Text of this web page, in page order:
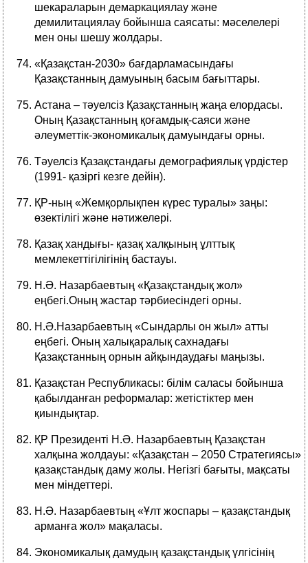
шекараларын демаркациялау және
демилитациялау бойынша саясаты: мәселелері
мен оны шешу жолдары.
«Қазақстан-2030» бағдарламасындағы
Қазақстанның дамуының басым бағыттары.
Астана – тәуелсіз Қазақстанның жаңа елордасы.
Оның Қазақстанның қоғамдық-саяси және
әлеуметтік-экономикалық дамуындағы орны.
Тәуелсіз Қазақстандағы демографиялық үрдістер
(1991- қазіргі кезге дейін).
ҚР-ның «Жемқорлықпен күрес туралы» заңы:
өзектілігі және нәтижелері.
Қазақ хандығы- қазақ халқының ұлттық
мемлекеттігілігінің бастауы.
Н.Ә. Назарбаевтың «Қазақстандық жол»
еңбегі.Оның жастар тәрбиесіндегі орны.
Н.Ә.Назарбаевтың «Сындарлы он жыл» атты
еңбегі. Оның халықаралық сахнадағы
Қазақстанның орнын айқындаудағы маңызы.
Қазақстан Республикасы: білім саласы бойынша
қабылданған реформалар: жетістіктер мен
қиындықтар.
ҚР Президенті Н.Ә. Назарбаевтың Қазақстан
халқына жолдауы: «Қазақстан – 2050 Стратегиясы»
қазақстандық даму жолы. Негізгі бағыты, мақсаты
мен міндеттері.
Н.Ә. Назарбаевтың «Ұлт жоспары – қазақстандық
арманға жол» мақаласы.
Экономикалық дамудың қазақстандық үлгісінің